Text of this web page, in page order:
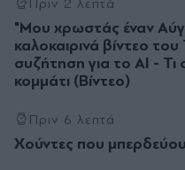
Πριν 2 λεπτά
"Μου χρωστάς έναν
καλοκαιρινά βίντεο
συζήτηση για το AI - Τι
κομμάτι (Βίντεο)
Πριν 6 λεπτά
Χούντες που